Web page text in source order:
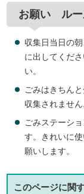
お願い ルー
収集日当日の
に出してくだ
い。
ごみはきちん
収集されません
ごみステーシ
す。きれいに
願いします。
このページに関